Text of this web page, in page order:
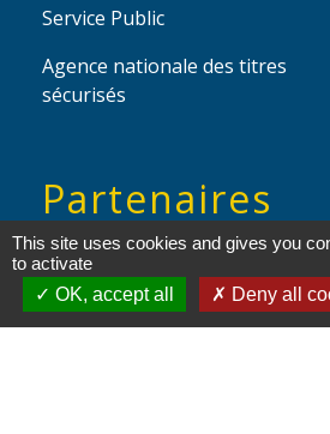
Service Public
Agence nationale des titres
sécurisés
Partenaires
Région Hauts-de-France
This site uses cookies and gives you
to activate
OK, accept all
Deny all